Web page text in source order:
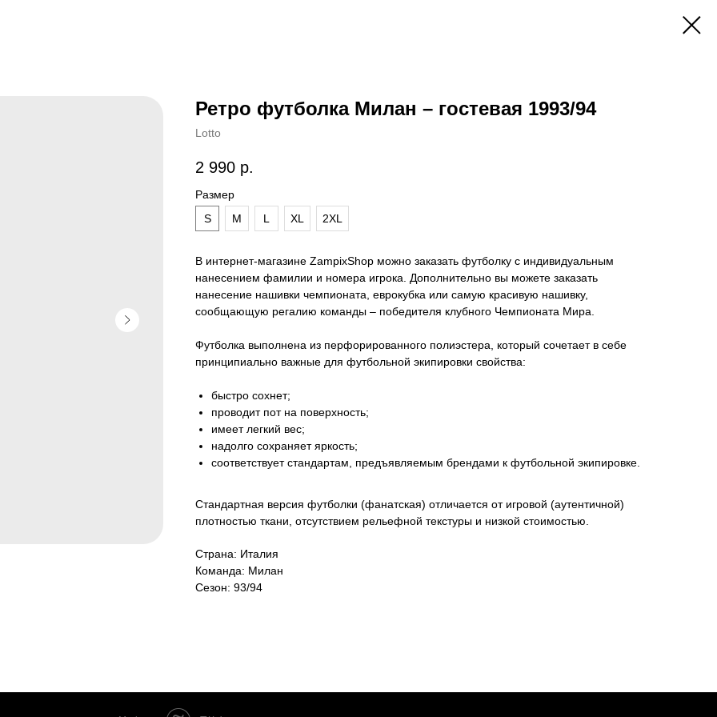
Ретро футболка Милан – гостевая 1993/94
Lotto
2 990 р.
Размер
S
M L XL 2XL
В интернет-магазине ZampixShop можно заказать футболку с индивидуальным
нанесением фамилии и номера игрока. Дополнительно вы можете заказать
нанесение нашивки чемпионата, еврокубка или самую красивую нашивку,
сообщающую регалию команды – победителя клубного Чемпионата Мира.
Футболка выполнена из перфорированного полиэстера, который сочетает в себе
принципиально важные для футбольной экипировки свойства:
быстро сохнет;
проводит пот на поверхность;
имеет легкий вес;
надолго сохраняет яркость;
соответствует стандартам, предъявляемым брендами к футбольной экипировке.
Стандартная версия футболки (фанатская) отличается от игровой (аутентичной)
плотностью ткани, отсутствием рельефной текстуры и низкой стоимостью.
Страна: Италия
Команда: Милан
Сезон: 93/94